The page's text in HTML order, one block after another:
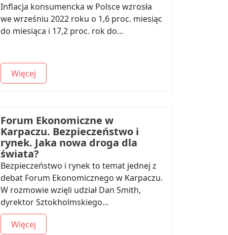
Inflacja konsumencka w Polsce wzrosła
we wrześniu 2022 roku o 1,6 proc. miesiąc
do miesiąca i 17,2 proc. rok do…
Więcej
Forum Ekonomiczne w
Karpaczu. Bezpieczeństwo i
rynek. Jaka nowa droga dla
świata?
Bezpieczeństwo i rynek to temat jednej z
debat Forum Ekonomicznego w Karpaczu.
W rozmowie wzięli udział Dan Smith,
dyrektor Sztokholmskiego…
Więcej